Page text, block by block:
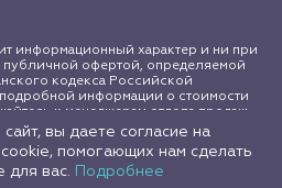
характер и ни при
публичной офертой, определяемой
кодекса Российской
информации о стоимости
к менеджерам отдела продаж
сайта amma.pet защищены в
международным законодательством
правах. Любое использование
только с письменного согласия
вы даете согласие на
помогающих нам сделать
для вас. Подробнее